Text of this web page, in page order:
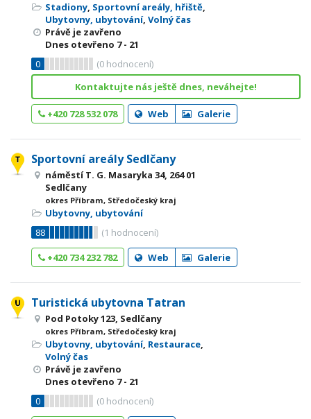
Stadiony, Sportovní areály, hřiště,
Ubytovny, ubytování, Volný čas
Právě je zavřeno
Dnes otevřeno 7 - 21
0
(0 hodnocení)
Kontaktujte nás ještě dnes, neváhejte!
+420 728 532 078 Web Galerie
Sportovní areály Sedlčany
náměstí T. G. Masaryka 34, 264 01
Sedlčany
okres Příbram, Středočeský kraj
Ubytovny, ubytování
88
(1 hodnocení)
+420 734 232 782
Web Galerie
Turistická ubytovna Tatran
Pod Potoky 123, Sedlčany
okres Příbram, Středočeský kraj
Ubytovny, ubytování, Restaurace,
Volný čas
Právě je zavřeno
Dnes otevřeno 7 - 21
0
(0 hodnocení)